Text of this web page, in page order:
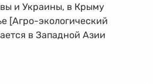
и Украины, в Крыму
[Агро-экологический
в Западной Азии